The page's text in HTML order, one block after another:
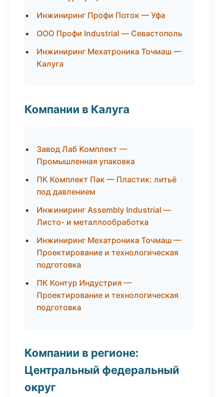
Инжиниринг Профи Поток — Уфа
ООО Профи Industrial — Севастополь
Инжиниринг Мехатроника Точмаш —
Калуга
Компании в Калуга
Завод Лаб Комплект —
Промышленная упаковка
ПК Комплект Пак — Пластик: литьё
под давлением
Инжиниринг Assembly Industrial —
Листо- и металлообработка
Инжиниринг Мехатроника Точмаш —
Проектирование и технологическая
подготовка
ПК Контур Индустрия —
Проектирование и технологическая
подготовка
Компании в регионе:
Центральный федеральный
округ